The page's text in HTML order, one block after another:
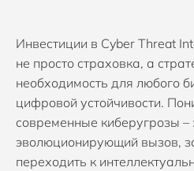
Инвестиции в Cyber Threat
не просто страховка, а
необходимость для любого
цифровой устойчивости.
современные киберугрозы –
эволюционирующий вызов,
переходить к